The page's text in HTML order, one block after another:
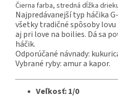
Čierna farba, stredná dĺžka
Najpredávanejší typ háčika
všetky tradičné spôsoby
aj pri love na boilies. Dá sa
háčik.
Odporúčané návnady:
Vybrané ryby: amur a kapor.
Veľkosť: 1/0